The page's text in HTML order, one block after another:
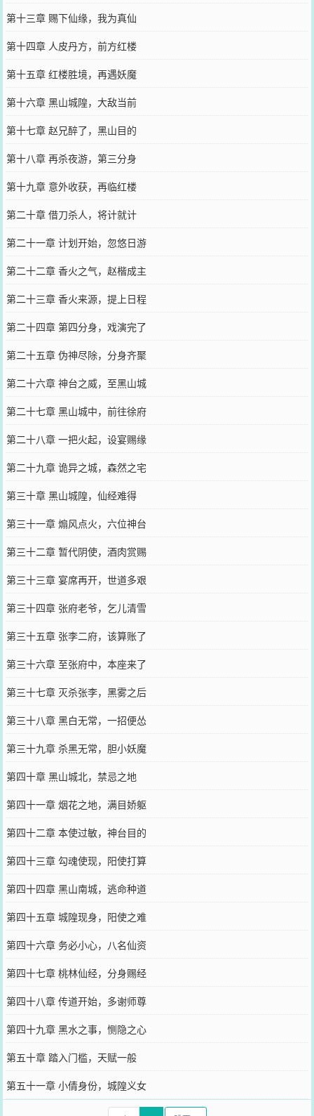
第十三章 赐下仙缘，我为真仙
第十四章 人皮丹方，前方红楼
第十五章 红楼胜境，再遇妖魔
第十六章 黑山城隍，大敌当前
第十七章 赵兄醉了，黑山目的
第十八章 再杀夜游，第三分身
第十九章 意外收获，再临红楼
第二十章 借刀杀人，将计就计
第二十一章 计划开始，忽悠日游
第二十二章 香火之气，赵楷成主
第二十三章 香火来源，提上日程
第二十四章 第四分身，戏演完了
第二十五章 伪神尽除，分身齐聚
第二十六章 神台之威，至黑山城
第二十七章 黑山城中，前往徐府
第二十八章 一把火起，设宴赐缘
第二十九章 诡异之城，森然之宅
第三十章 黑山城隍，仙经难得
第三十一章 煽风点火，六位神台
第三十二章 暂代阴使，酒肉赏赐
第三十三章 宴席再开，世道多艰
第三十四章 张府老爷，乞儿清雪
第三十五章 张李二府，该算账了
第三十六章 至张府中，本座来了
第三十七章 灭杀张李，黑雾之后
第三十八章 黑白无常，一招便怂
第三十九章 杀黑无常，胆小妖魔
第四十章 黑山城北，禁忌之地
第四十一章 烟花之地，满目娇躯
第四十二章 本使过敏，神台目的
第四十三章 勾魂使现，阳使打算
第四十四章 黑山南城，逃命种道
第四十五章 城隍现身，阳使之难
第四十六章 务必小心，八名仙资
第四十七章 桃林仙经，分身赐经
第四十八章 传道开始，多谢师尊
第四十九章 黑水之事，恻隐之心
第五十章 踏入门槛，天赋一般
第五十一章 小倩身份，城隍义女